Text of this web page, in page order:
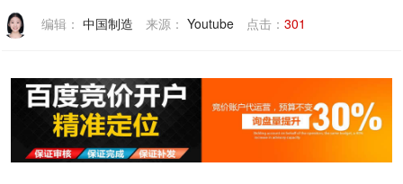
编辑： 中国制造 来源： Youtube 点击： 301